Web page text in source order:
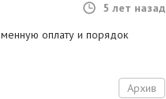
5 лет назад
оплату и порядок
Архив